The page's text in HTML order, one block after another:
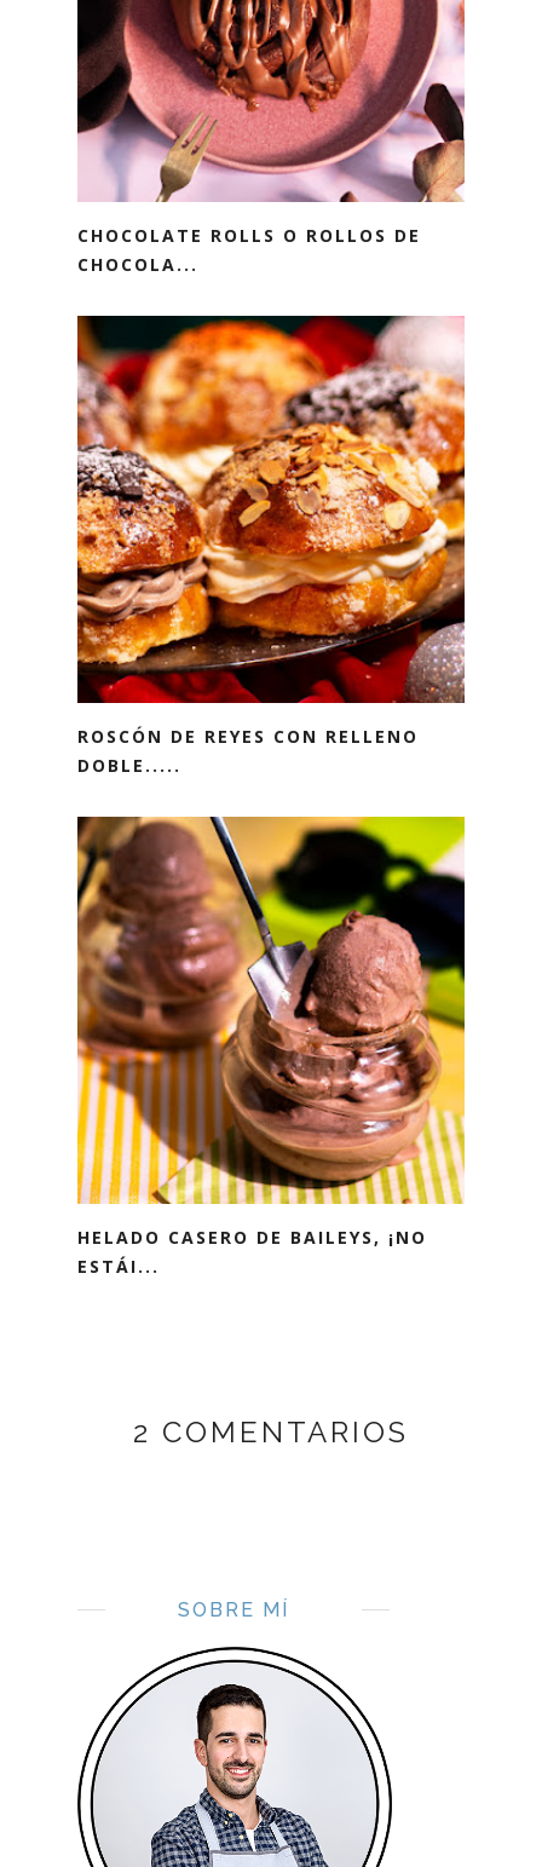
CHOCOLATE ROLLS O ROLLOS DE
CHOCOLA...
ROSCÓN DE REYES CON RELLENO
DOBLE.....
HELADO CASERO DE BAILEYS, ¡NO
ESTÁI...
2 COMENTARIOS
SOBRE MÍ